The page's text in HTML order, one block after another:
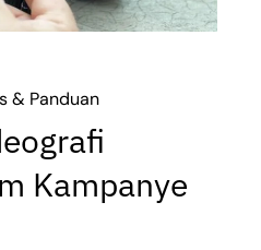
& Panduan
Kampanye